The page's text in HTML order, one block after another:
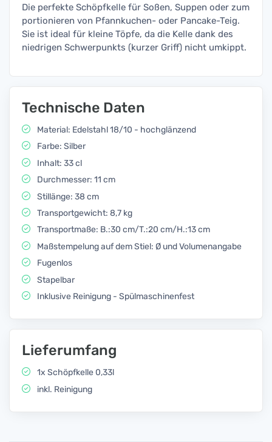
Die perfekte Schöpfkelle für Soßen, Suppen oder zum
portionieren von Pfannkuchen- oder Pancake-Teig.
Sie ist ideal für kleine Töpfe, da die Kelle dank des
niedrigen Schwerpunkts (kurzer Griff) nicht umkippt.
Technische Daten
Material: Edelstahl 18/10 - hochglänzend
Farbe: Silber
Inhalt: 33 cl
Durchmesser: 11 cm
Stillänge: 38 cm
Transportgewicht: 8,7 kg
Transportmaße: B.:30 cm/T.:20 cm/H.:13 cm
Maßstempelung auf dem Stiel: Ø und Volumenangabe
Fugenlos
Stapelbar
Inklusive Reinigung - Spülmaschinenfest
Lieferumfang
1x Schöpfkelle 0,33l
inkl. Reinigung